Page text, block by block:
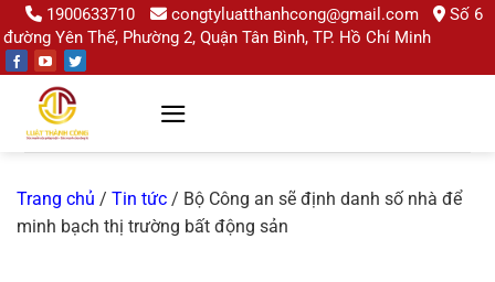
Chuyển
đến
nội
1900633710 congtyluatthanhcong@gmail.com
Số 6
đường Yên Thế, Phường 2, Quận Tân Bình, TP. Hồ Chí Minh
Trang chủ / Tin tức / Bộ Công an sẽ định danh số nhà để
minh bạch thị trường bất động sản